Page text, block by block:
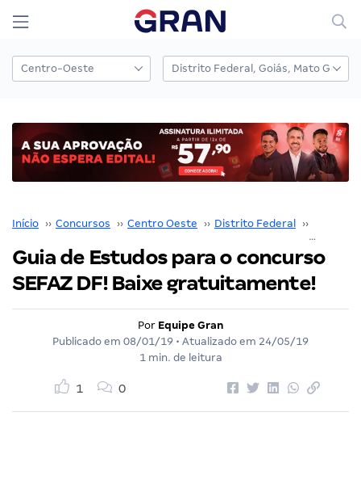
Início ›› Concursos ›› Centro Oeste ›› Distrito Federal ››
Guia de Estudos para o concurso
SEFAZ DF! Baixe gratuitamente!
Por Equipe Gran
Publicado em 08/01/19 • Atualizado em 24/05/19
1 min. de leitura
1 0